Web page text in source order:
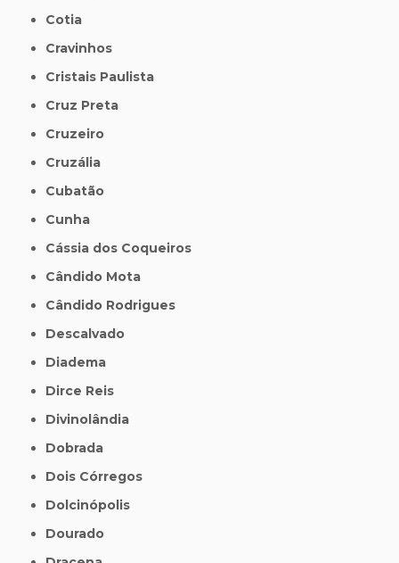
Cotia
Cravinhos
Cristais Paulista
Cruz Preta
Cruzeiro
Cruzália
Cubatão
Cunha
Cássia dos Coqueiros
Cândido Mota
Cândido Rodrigues
Descalvado
Diadema
Dirce Reis
Divinolândia
Dobrada
Dois Córregos
Dolcinópolis
Dourado